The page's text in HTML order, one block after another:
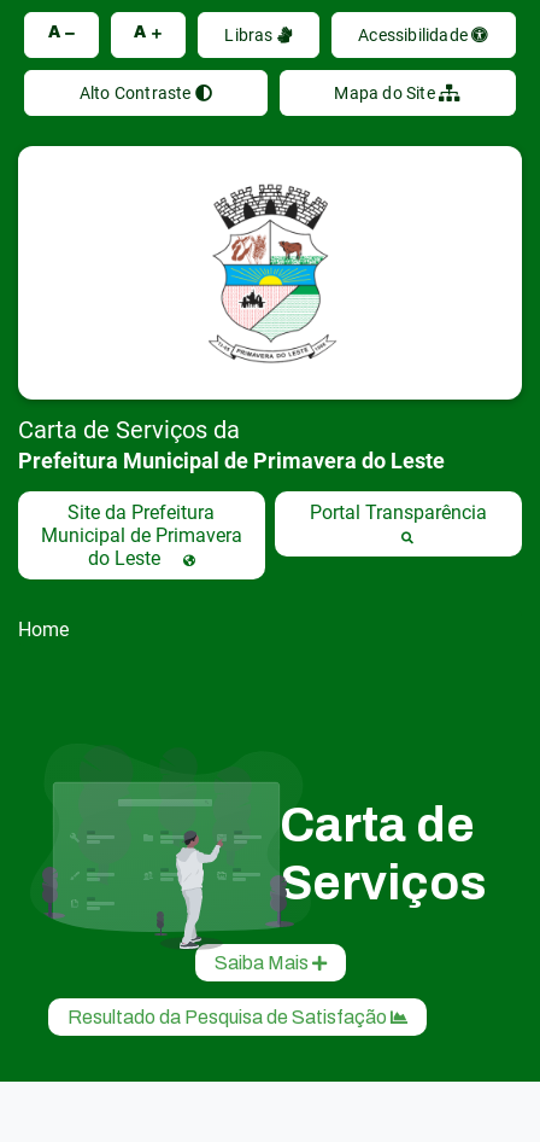
A A Libras Acessibilidade
Alto Contraste Mapa do Site
Carta de Serviços da
Prefeitura Municipal de Primavera do Leste
Site da Prefeitura
Municipal de Primavera
do Leste
Portal Transparência
Home
Carta de
Serviços
Saiba Mais
Resultado da Pesquisa de Satisfação